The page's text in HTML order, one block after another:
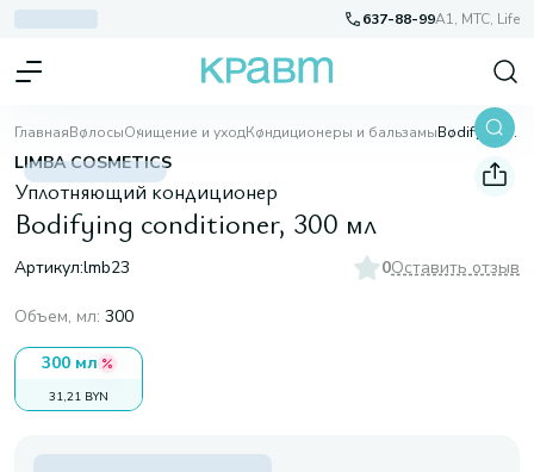
637-88-99A1, МТС, Life
ГлавнаяВолосыОчищение и уходКондиционеры и бальзамы Bodifying conditioner, 300 мл
LIMBA COSMETICS
Уплотняющий кондиционер
Bodifying conditioner, 300 мл
Артикул:lmb23 0Оставить отзыв
Объем, мл: 300
300 мл
31,21 BYN